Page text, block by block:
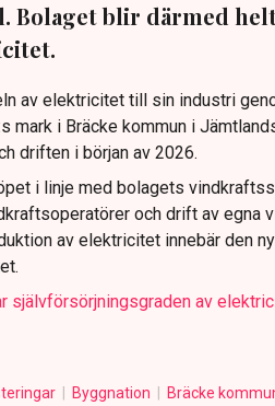
Bolaget blir därmed
av elektricitet till sin industri
mark i Bräcke kommun i
driften i början av 2026.
i linje med bolagets
och drift av egna
av elektricitet innebär den
självförsörjningsgraden av
Byggnation
Bräcke